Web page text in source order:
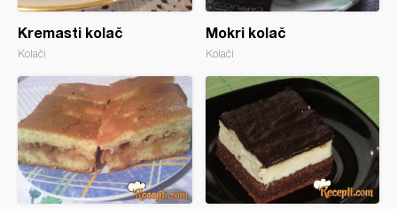
Kremasti kolač
Kolači
Mokri kolač
Kolači